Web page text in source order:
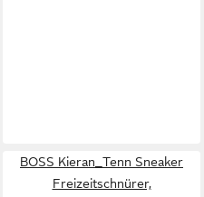
BOSS Kieran_Tenn Sneaker
Freizeitschnürer,